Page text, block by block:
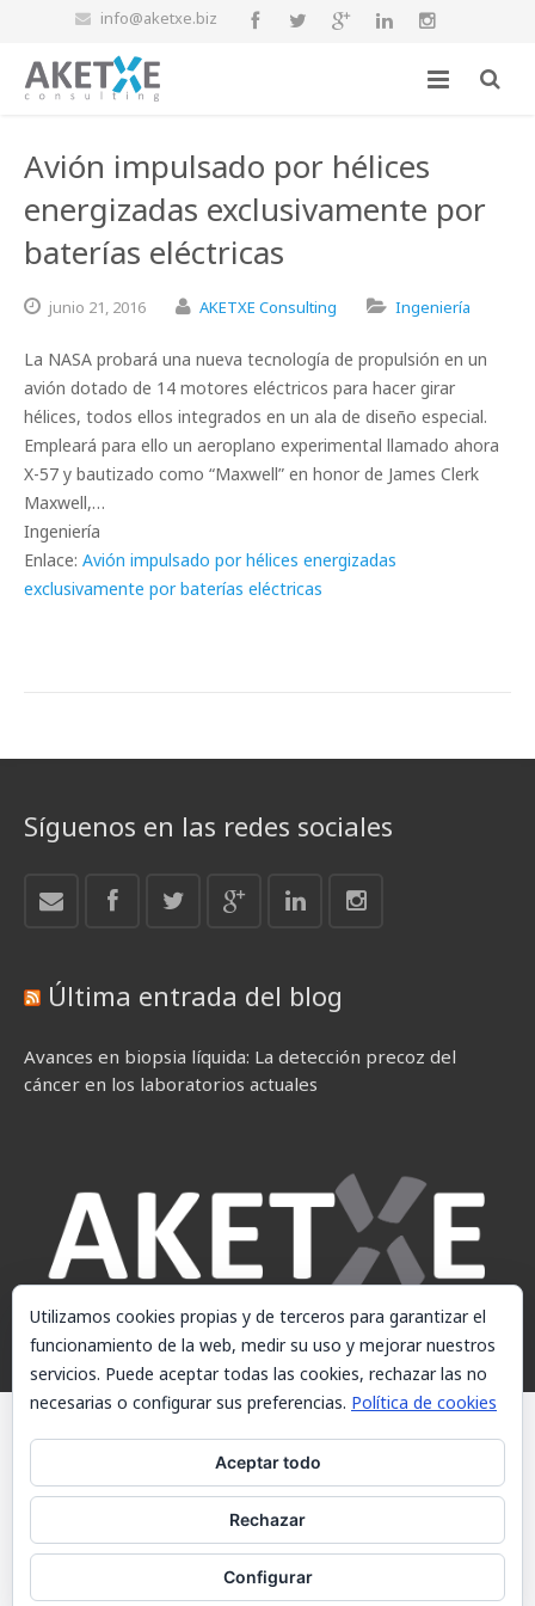
info@aketxe.biz
Avión impulsado por hélices
energizadas exclusivamente por
baterías eléctricas
junio 21, 2016 AKETXE Consulting Ingeniería
La NASA probará una nueva tecnología de propulsión en un
avión dotado de 14 motores eléctricos para hacer girar
hélices, todos ellos integrados en un ala de diseño especial.
Empleará para ello un aeroplano experimental llamado ahora
X-57 y bautizado como “Maxwell” en honor de James Clerk
Maxwell,…
Ingeniería
Enlace: Avión impulsado por hélices energizadas
exclusivamente por baterías eléctricas
Síguenos en las redes sociales
Última entrada del blog
Avances en biopsia líquida: La detección precoz del
cáncer en los laboratorios actuales
© AKETXE Consulting, S.L. - Este sitio web utiliza cookies, consulte
nuestra Política de cookies.
Política de cookies
Contacto
Utilizamos cookies propias y de terceros para garantizar el
funcionamiento de la web, medir su uso y mejorar nuestros
servicios. Puede aceptar todas las cookies, rechazar las no
necesarias o configurar sus preferencias. Política de cookies
Aceptar todo
Rechazar
Configurar